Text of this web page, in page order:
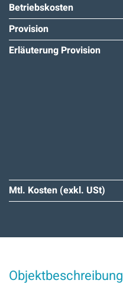
Betriebskosten
Provision
Erläuterung Provision
Mtl. Kosten (exkl. USt)
Objektbeschreibung